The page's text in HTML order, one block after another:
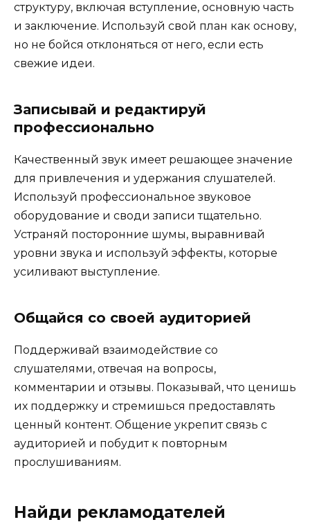
структуру, включая вступление, основную часть
и заключение. Используй свой план как основу,
но не бойся отклоняться от него, если есть
свежие идеи.
Записывай и редактируй
профессионально
Качественный звук имеет решающее значение
для привлечения и удержания слушателей.
Используй профессиональное звуковое
оборудование и своди записи тщательно.
Устраняй посторонние шумы, выравнивай
уровни звука и используй эффекты, которые
усиливают выступление.
Общайся со своей аудиторией
Поддерживай взаимодействие со
слушателями, отвечая на вопросы,
комментарии и отзывы. Показывай, что ценишь
их поддержку и стремишься предоставлять
ценный контент. Общение укрепит связь с
аудиторией и побудит к повторным
прослушиваниям.
Найди рекламодателей